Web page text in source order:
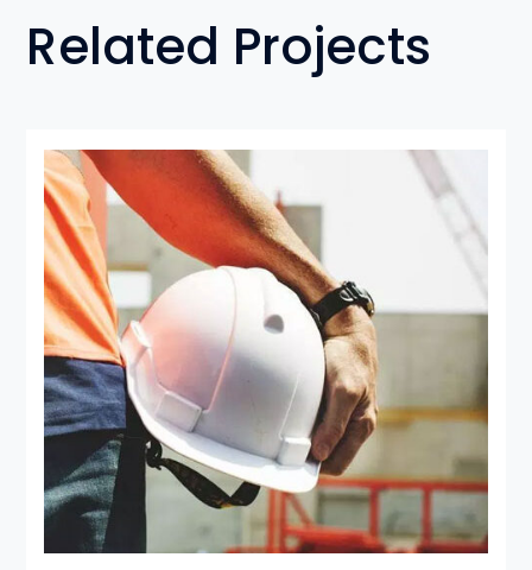
Related Projects